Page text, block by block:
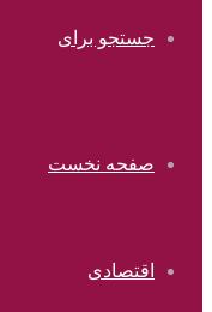
جستجو برای
صفحه نخست
اقتصادی